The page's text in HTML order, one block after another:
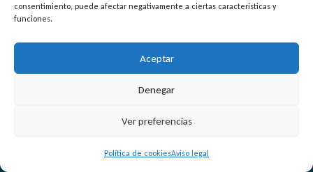
consentimiento, puede afectar negativamente a ciertas características y
funciones.
Aceptar
Denegar
Ver preferencias
Política de cookiesAviso legal
200
L
i
n
u